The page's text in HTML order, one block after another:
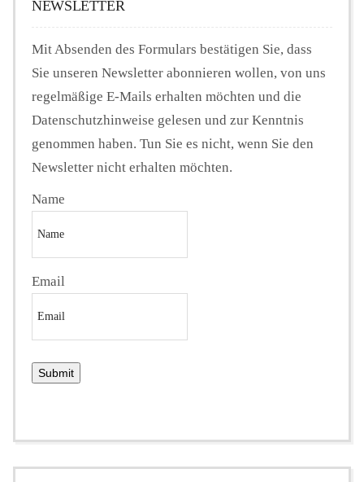
NEWSLETTER
Mit Absenden des Formulars bestätigen Sie, dass
Sie unseren Newsletter abonnieren wollen, von uns
regelmäßige E-Mails erhalten möchten und die
Datenschutzhinweise gelesen und zur Kenntnis
genommen haben. Tun Sie es nicht, wenn Sie den
Newsletter nicht erhalten möchten.
Name
Email